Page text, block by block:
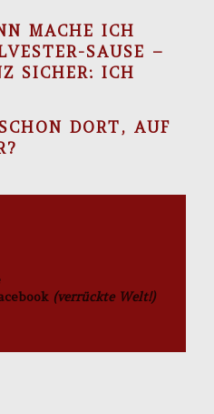
MACHE ICH
SAUSE –
SICHER:ICH
DORT, AUF
(verrückte Welt!)